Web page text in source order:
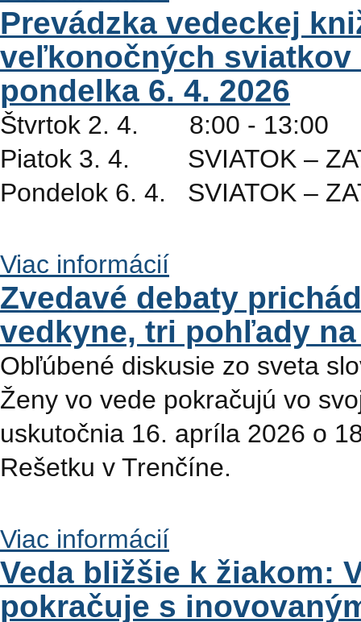
Prevádzka vedeckej
veľkonočných sviatkov
pondelka 6. 4. 2026
Štvrtok 2. 4. 8:00 - 13:00
Piatok 3. 4. SVIATOK –
Pondelok 6. 4. SVIATOK –
Viac informácií
Zvedavé debaty
vedkyne, tri pohľady
Obľúbené diskusie zo sveta
Ženy vo vede pokračujú vo
uskutočnia 16. apríla 2026 o
Rešetku v Trenčíne.
Viac informácií
Veda bližšie k žiakom:
pokračuje s